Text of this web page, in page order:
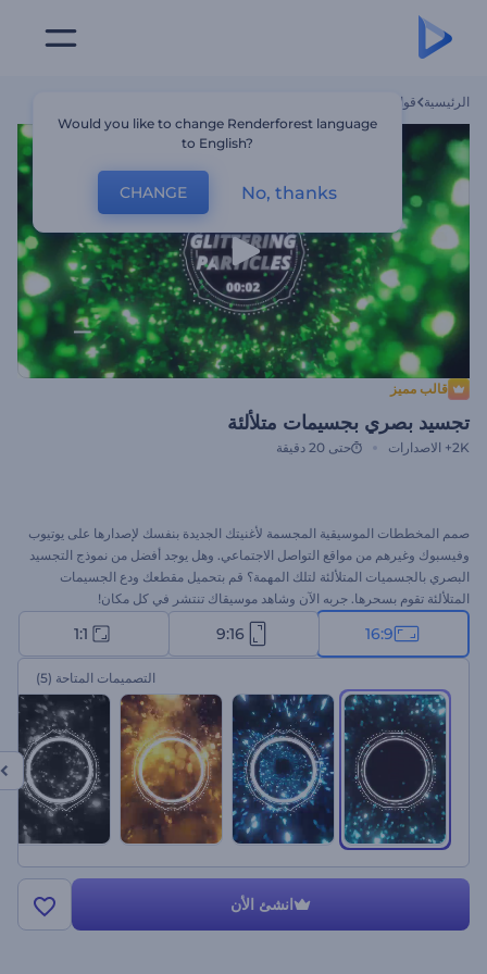
الرئيسية قوالب
قالب مميز
تجسيد بصري بجسيمات متلألئة
2K+ الاصدارات حتى 20 دقيقة
صمم المخططات الموسيقية المجسمة لأغنيتك الجديدة بنفسك لإصدارها على يوتيوب
وفيسبوك وغيرهم من مواقع التواصل الاجتماعي. وهل يوجد أفضل من نموذج التجسيد
البصري بالجسميات المتلألئة لتلك المهمة؟ قم بتحميل مقطعك ودع الجسيمات
المتلألئة تقوم بسحرها. جربه الآن وشاهد موسيقاك تنتشر في كل مكان!
16:9
9:16
1:1
التصميمات المتاحة (5)
انشئ الأن
Would you like to change Renderforest language
to English?
CHANGE No, thanks